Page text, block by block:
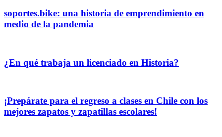
soportes.bike: una historia de emprendimiento en
medio de la pandemia
¿En qué trabaja un licenciado en Historia?
¡Prepárate para el regreso a clases en Chile con los
mejores zapatos y zapatillas escolares!